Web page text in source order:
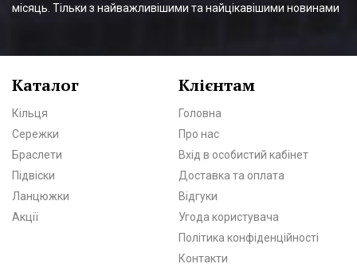
місяць. Тільки з найважливішими та найцікавішими новинами
Каталог
Кільця
Сережки
Браслети
Підвіски
Ланцюжки
Акції
Клієнтам
Головна
Про нас
Вхід в особистий кабінет
Доставка та оплата
Відгуки
Угода користувача
Політика конфіденційності
Контакти